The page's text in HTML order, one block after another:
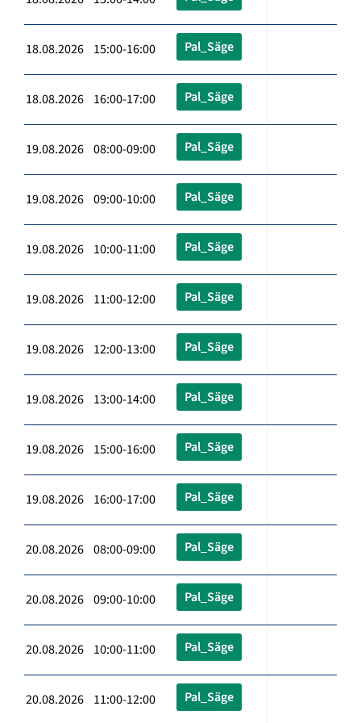
18.08.2026 15:00-16:00 Pal_Säge
18.08.2026 16:00-17:00 Pal_Säge
19.08.2026 08:00-09:00 Pal_Säge
19.08.2026 09:00-10:00 Pal_Säge
19.08.2026 10:00-11:00 Pal_Säge
19.08.2026 11:00-12:00 Pal_Säge
19.08.2026 12:00-13:00 Pal_Säge
19.08.2026 13:00-14:00 Pal_Säge
19.08.2026 15:00-16:00 Pal_Säge
19.08.2026 16:00-17:00 Pal_Säge
20.08.2026 08:00-09:00 Pal_Säge
20.08.2026 09:00-10:00 Pal_Säge
20.08.2026 10:00-11:00 Pal_Säge
20.08.2026 11:00-12:00 Pal_Säge